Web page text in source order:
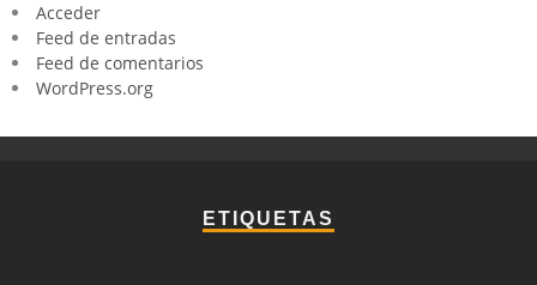
Acceder
Feed de entradas
Feed de comentarios
WordPress.org
ETIQUETAS